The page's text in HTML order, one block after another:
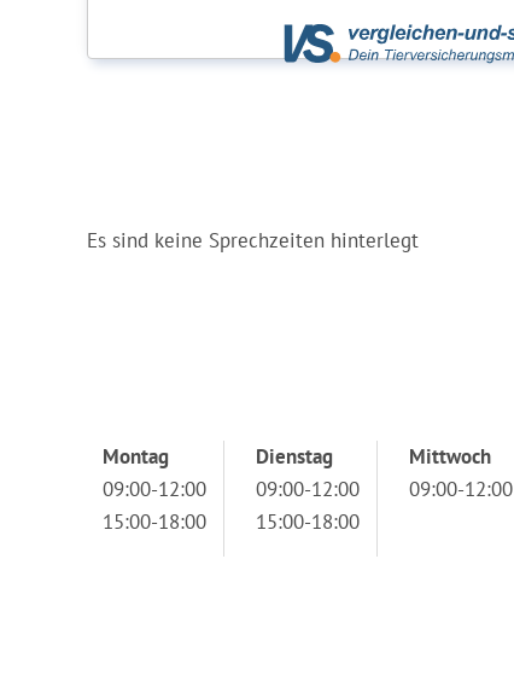
Es sind keine Sprechzeiten hinterlegt
Montag
09:00-12:00
15:00-18:00
Dienstag
09:00-12:00
15:00-18:00
Mittwoch
09:00-12:00